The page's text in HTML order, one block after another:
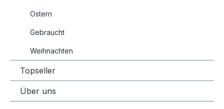
Ostern
Gebraucht
Weihnachten
Topseller
Über uns